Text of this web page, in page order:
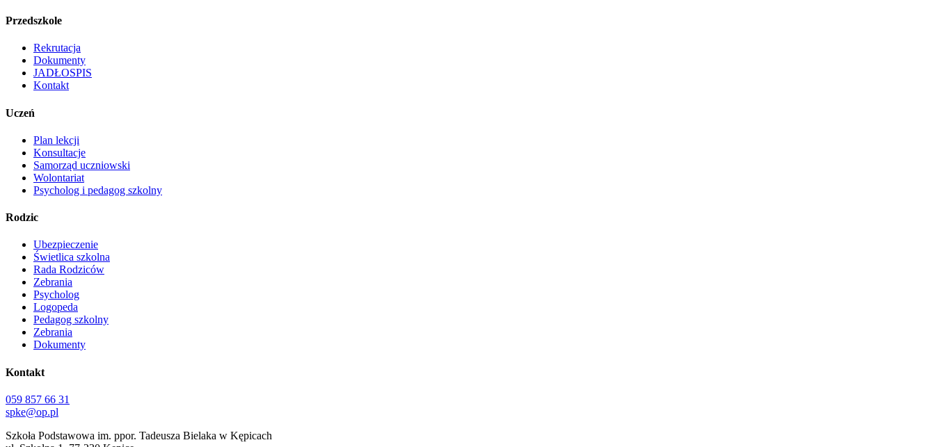
Przedszkole
Rekrutacja
Dokumenty
JADŁOSPIS
Kontakt
Uczeń
Plan lekcji
Konsultacje
Samorząd uczniowski
Wolontariat
Psycholog i pedagog szkolny
Rodzic
Ubezpieczenie
Świetlica szkolna
Rada Rodziców
Zebrania
Psycholog
Logopeda
Pedagog szkolny
Zebrania
Dokumenty
Kontakt
059 857 66 31
spke@op.pl
Szkoła Podstawowa im. ppor. Tadeusza Bielaka w Kępicach